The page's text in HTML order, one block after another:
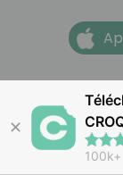
Nous
Mentions
Partenariats
CGV
✕
100k+